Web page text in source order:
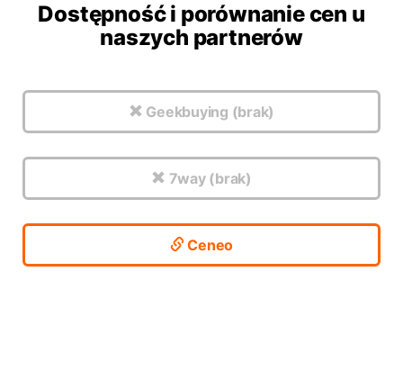
Dostępność i porównanie cen u
naszych partnerów
Geekbuying (brak)
7way (brak)
Ceneo